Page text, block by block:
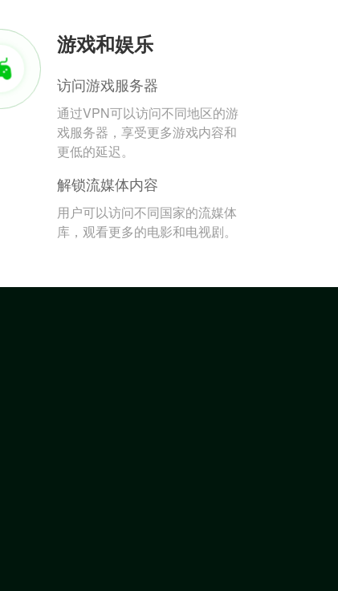
游戏和娱乐
访问游戏服务器
通过VPN可以访问不同地区的游
戏服务器，享受更多游戏内容和
更低的延迟。
解锁流媒体内容
用户可以访问不同国家的流媒体
库，观看更多的电影和电视剧。